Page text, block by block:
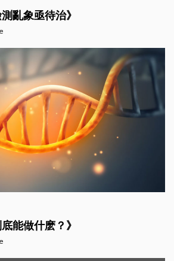
亂象亟待治》
能做什麽？》